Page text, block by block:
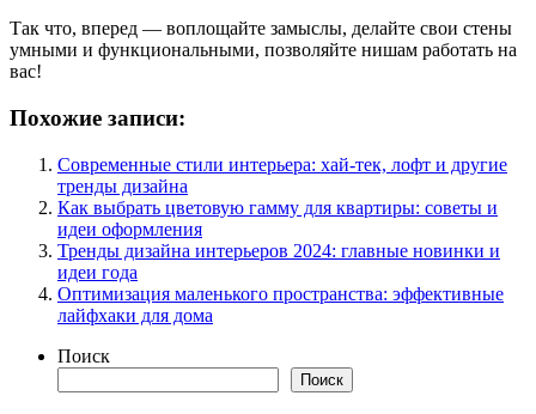
Так что, вперед — воплощайте замыслы, делайте свои стены
умными и функциональными, позволяйте нишам работать на
вас!
Похожие записи:
Современные стили интерьера: хай-тек, лофт и другие
тренды дизайна
Как выбрать цветовую гамму для квартиры: советы и
идеи оформления
Тренды дизайна интерьеров 2024: главные новинки и
идеи года
Оптимизация маленького пространства: эффективные
лайфхаки для дома
Поиск
Поиск